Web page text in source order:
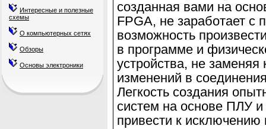
Интересные и полезные
схемы
О компьютерных сетях
Обзоры
Основы электроники
созданная вами на
FPGA, не заработает с
возможность
в программе и
устройства, не
изменений в
Легкость создания
систем на основе ПЛУ и
привести кисключению